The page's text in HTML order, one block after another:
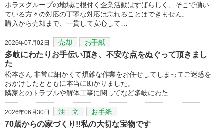
ポラスグループの地域に根付く企業活動はすばらしく、そこで働い
ている方々の対応の丁寧な対応は忘れることはできません。
購入から売却まで、一貫して安心して…
2026年07月02日 売却 お手紙
多岐にわたりお手伝い頂き、不安な点をぬぐって頂きまし
た
松本さん 非常に細かくて煩雑な作業をお任せしてしまってご迷惑を
おかけしたとともに本当に助かりました。
隣家とのトラブルや解体工事に関してなど多岐にわた…
2026年06月30日 注 文 お手紙
70歳からの家づくり!!私の大切な宝物です